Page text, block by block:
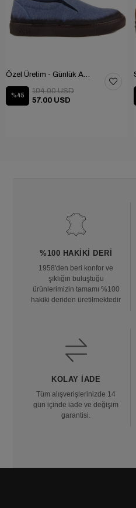
%45
57.00 USD
104.00 USD
%100 HAKIKI DERI
1958'den beri konfor ve
şıklığın buluştuğu
ürünlerimizin tamamı %100
hakiki deriden üretilmektedir
KOLAY İADE
Tüm alışverişlerinizde 14
gün içinde iade ve değişim
garantisi.